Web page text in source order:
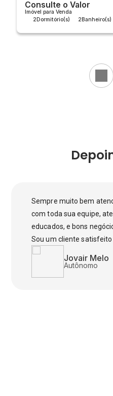
2Dormitório(s) 2Banheiro(s)
Consulte o Valor
Imóvel para Venda
Jovair Melo
Autônomo
Sempre muito bem
com toda sua equipe,
educados, e bons
Sou um cliente satisfeito